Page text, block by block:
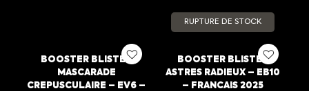
BOOSTER BLISTER
MASCARADE
CREPUSCULAIRE – EV6 –
RUPTURE DE STOCK
BOOSTER BLISTER
ASTRES RADIEUX – EB10
– FRANCAIS 2025